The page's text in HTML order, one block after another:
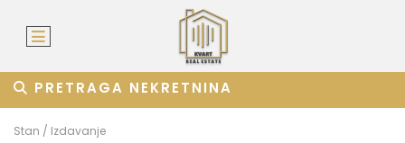
PRETRAGA NEKRETNINA
Stan / Izdavanje